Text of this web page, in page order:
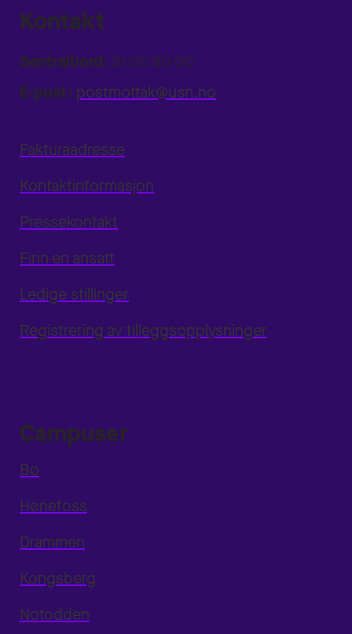
Kontakt
Sentralbord: 31 00 80 00
E-post: postmottak@usn.no
Fakturaadresse
Kontaktinformasjon
Pressekontakt
Finn en ansatt
Ledige stillinger
Registrering av tilleggsopplysninger
Campuser
Bø
Hønefoss
Drammen
Kongsberg
Notodden